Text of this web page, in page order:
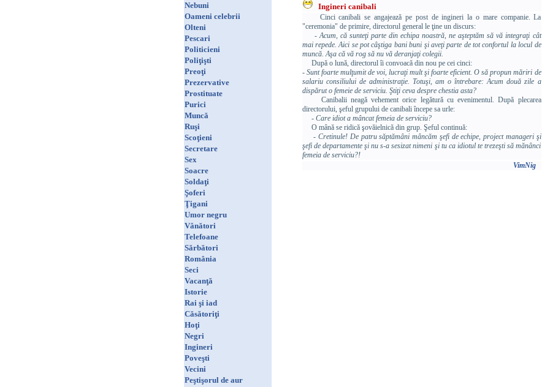
Nebuni
Oameni celebrii
Olteni
Pescari
Politicieni
Poliţişti
Preoţi
Prezervative
Prostituate
Purici
Muncă
Ruşi
Scoţieni
Secretare
Sex
Soacre
Soldaţi
Şoferi
Ţigani
Umor negru
Vânători
Telefoane
Sărbători
România
Seci
Vacanţă
Istorie
Rai şi iad
Căsătoriţi
Hoţi
Negri
Ingineri
Poveşti
Vecini
Peştişorul de aur
Ingineri canibali
Cinci canibali se angajează pe post de ingineri la o mare companie. La
"ceremonia" de primire, directorul general le ţine un discurs:
- Acum, că sunteţi parte din echipa noastră, ne aşteptăm să vă integraţi cât
mai repede. Aici se pot câştiga bani buni şi aveţi parte de tot confortul la locul de
muncă. Aşa că vă rog să nu vă deranjaţi colegii.
După o lună, directorul îi convoacă din nou pe cei cinci:
- Sunt foarte mulţumit de voi, lucraţi mult şi foarte eficient. O să propun măriri de
salariu consiliului de administraţie. Totuşi, am o întrebare: Acum două zile a
dispărut o femeie de serviciu. Ştiţi ceva despre chestia asta?
Canibalii neagă vehement orice legătură cu evenimentul. După plecarea
directorului, şeful grupului de canibali începe sa urle:
- Care idiot a mâncat femeia de serviciu?
O mână se ridică şovăielnică din grup. Şeful continuă:
- Cretinule! De patru săptămâni mâncăm şefi de echipe, project manageri şi
şefi de departamente şi nu s-a sesizat nimeni şi tu ca idiotul te trezeşti să mănânci
femeia de serviciu?!
VimNig